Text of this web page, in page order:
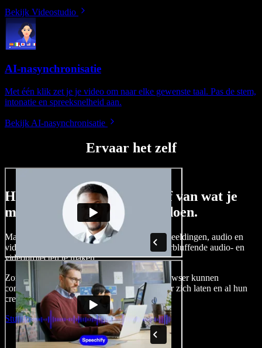
Bekijk Videostudio
AI-nasynchronisatie
Met één klik zet je je video om naar elke gewenste taal. Pas de stem,
intonatie en spreeksnelheid aan.
Bekijk AI-nasynchronisatie
Ervaar het zelf
Hier is een kleine voorproef van wat je
met Speechify Studio kunt doen.
Maak voice-overs, voeg royaltyvrije stockafbeeldingen, audio en
video's toe en kloon je stem om complete, verbluffende audio- en
videoprojecten te maken.
Zonder leercurve en met alles direct in de browser kunnen
contentmakers traditionele beperkingen achter zich laten en al hun
creatieve ideeën tot leven brengen.
Studio starten